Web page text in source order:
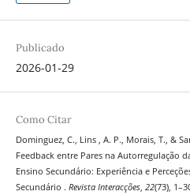
Publicado
2026-01-29
Como Citar
Dominguez, C., Lins , A. P., Morais, T., &
Feedback entre Pares na Autorregulação
Ensino Secundário: Experiência e
Secundário . Revista Interacções, 22(73),